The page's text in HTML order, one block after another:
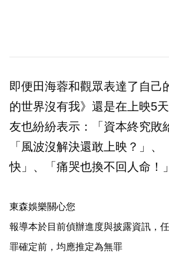
即便田海蓉和觀眾表達了自己
的世界沒有我》還是在上映5
友也紛紛表示：「資本終究敗
「風波沒解決還敢上映？」、
快」、「痛哭也換不回人命！」
東森娛樂關心您
報導本於目前偵辦進度與披露資訊，
罪確定前，均應推定為無罪